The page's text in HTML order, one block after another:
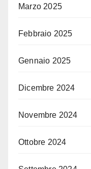
Marzo 2025
Febbraio 2025
Gennaio 2025
Dicembre 2024
Novembre 2024
Ottobre 2024